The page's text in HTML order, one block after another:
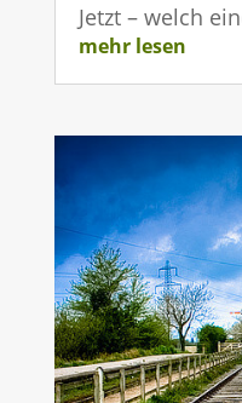
Jetzt – welch
mehr lesen